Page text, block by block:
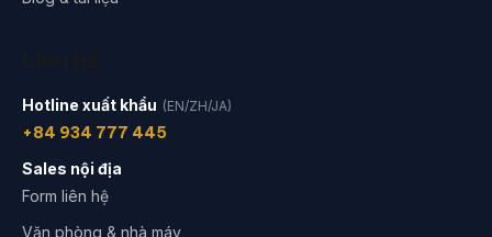
Hotline xuất khẩu (EN/ZH/JA)
+84 934 777 445
Sales nội địa
Form liên hệ
Văn phòng & nhà máy